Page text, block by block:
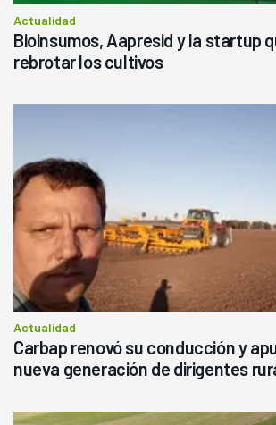
Actualidad
Bioinsumos, Aapresid y la startup
rebrotar los cultivos
Actualidad
Carbap renovó su conducción y
nueva generación de dirigentes